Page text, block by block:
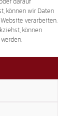
können wir Daten
verarbeiten.
können